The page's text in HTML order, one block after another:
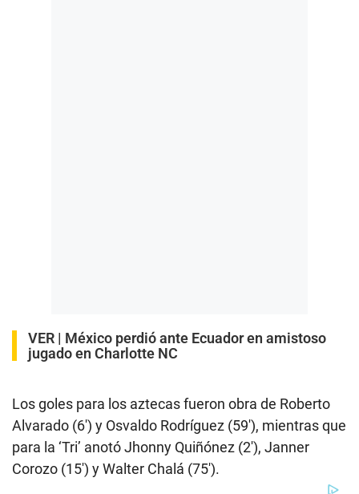
VER | México perdió ante Ecuador en amistoso
jugado en Charlotte NC
Los goles para los aztecas fueron obra de Roberto
Alvarado (6′) y Osvaldo Rodríguez (59′), mientras que
para la ‘Tri’ anotó Jhonny Quiñónez (2′), Janner
Corozo (15′) y Walter Chalá (75′).